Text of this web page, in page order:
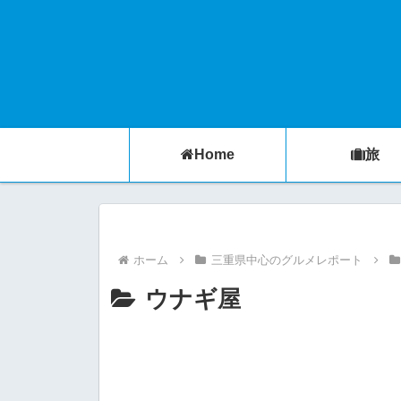
Home 旅
ホーム 三重県中心のグルメレポート
ウナギ屋